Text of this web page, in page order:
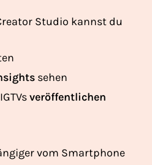
Studio kannst du
sehen
veröffentlichen
vom Smartphone